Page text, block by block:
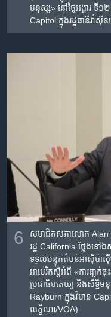
មនុស្ស‍»​ ​នៅ​ថ្ងៃ​អង្គារ ទី១
Capitol ក្នុង​រដ្ឋធានី​វ៉ា
6
សមាជិក​សភា​លោក Alan
រដ្ឋ California ថ្លែង​ន
ទទួល​បន្ទុក​តំបន់​អាស៊ីប៉ាស៊ី
អាមេរិក​ស្តីអំពី​ «ការ​ធា្ល
ប្រជាធិបតេយ្យ ​និង​សិទ្ធិមនុ
Rayburn ក្នុង​វិមាន
លក្ខិណា/VOA)